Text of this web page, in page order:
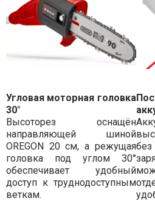
Угловая моторная головка
30°
Высоторез оснащён
направляющей шиной
OREGON 20 см, а режущая
головка под углом 30°
обеспечивает удобный
доступ к труднодоступным
веткам.